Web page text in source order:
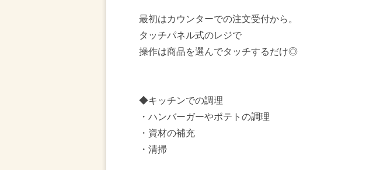
最初はカウンターでの注文受付から。
タッチパネル式のレジで
操作は商品を選んでタッチするだけ◎
◆キッチンでの調理
・ハンバーガーやポテトの調理
・資材の補充
・清掃